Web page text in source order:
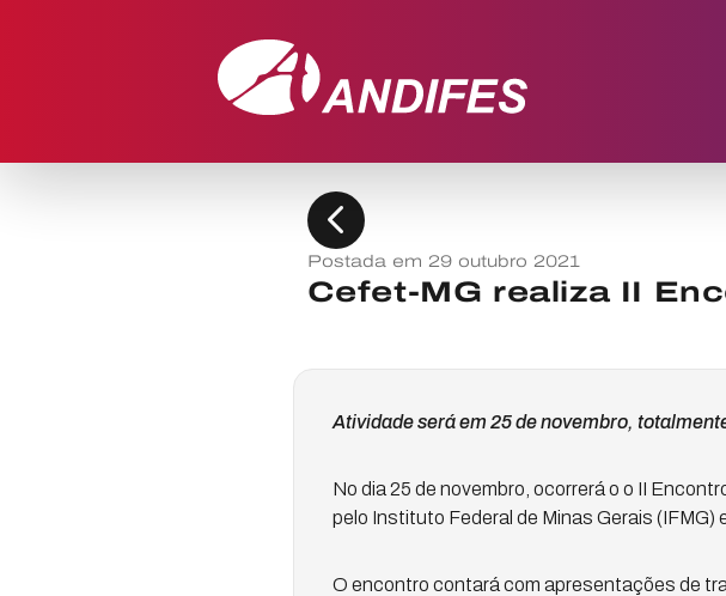
chevron_left
Postada em 29 outubro 2021
Cefet-MG realiza II
Atividade será em 25 de novembro,
No dia 25 de novembro, ocorrerá o o II
pelo Instituto Federal de Minas Gerais (IFMG)
O encontro contará com apresentações de